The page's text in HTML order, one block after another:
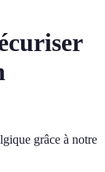
grâce à notre